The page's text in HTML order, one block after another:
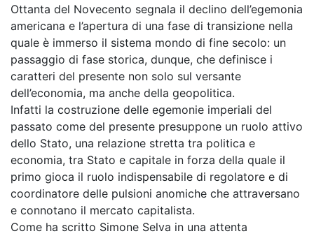
Ottanta del Novecento segnala il declino dell’egemonia
americana e l’apertura di una fase di transizione nella
quale è immerso il sistema mondo di fine secolo: un
passaggio di fase storica, dunque, che definisce i
caratteri del presente non solo sul versante
dell’economia, ma anche della geopolitica.
Infatti la costruzione delle egemonie imperiali del
passato come del presente presuppone un ruolo attivo
dello Stato, una relazione stretta tra politica e
economia, tra Stato e capitale in forza della quale il
primo gioca il ruolo indispensabile di regolatore e di
coordinatore delle pulsioni anomiche che attraversano
e connotano il mercato capitalista.
Come ha scritto Simone Selva in una attenta